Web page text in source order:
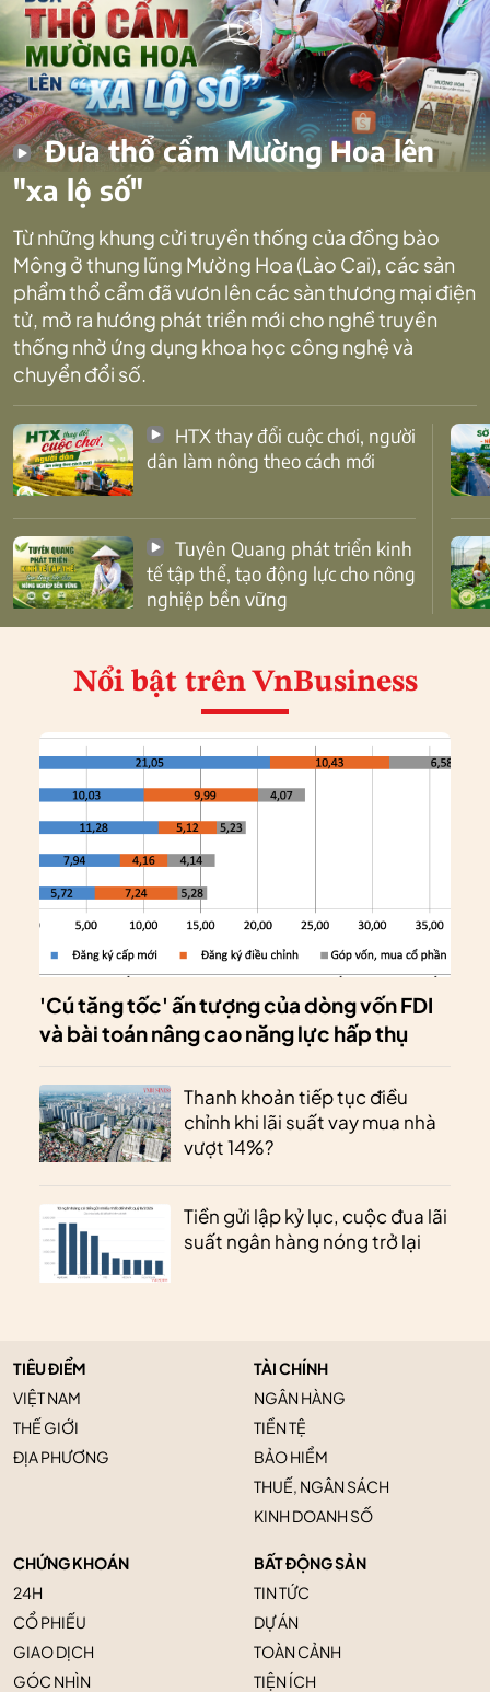
Đưa thổ cẩm Mường Hoa lên
"xa lộ số"
Từ những khung cửi truyền thống của đồng bào
Mông ở thung lũng Mường Hoa (Lào Cai), các sản
phẩm thổ cẩm đã vươn lên các sàn thương mại điện
tử, mở ra hướng phát triển mới cho nghề truyền
thống nhờ ứng dụng khoa học công nghệ và
chuyển đổi số.
dân làm nông theo cách mới
tế tập thể, tạo động lực cho nông
nghiệp bền vững
Nổi bật trên VnBusiness
'Cú tăng tốc' ấn tượng của dòng vốn FDI
và bài toán nâng cao năng lực hấp thụ
Thanh khoản tiếp tục điều
chỉnh khi lãi suất vay mua nhà
vượt 14%?
Tiền gửi lập kỷ lục, cuộc đua lãi
suất ngân hàng nóng trở lại
TIÊU ĐIỂM
VIỆT NAM
THẾ GIỚI
ĐỊA PHƯƠNG
TÀI CHÍNH
NGÂN HÀNG
TIỀN TỆ
BẢO HIỂM
THUẾ, NGÂN SÁCH
KINH DOANH SỐ
CHỨNG KHOÁN
24H
CỔ PHIẾU
GIAO DỊCH
GÓC NHÌN
BẤT ĐỘNG SẢN
TIN TỨC
DỰ ÁN
TOÀN CẢNH
TIỆN ÍCH